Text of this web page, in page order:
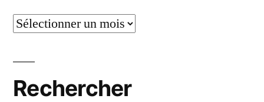
Mois
Rechercher